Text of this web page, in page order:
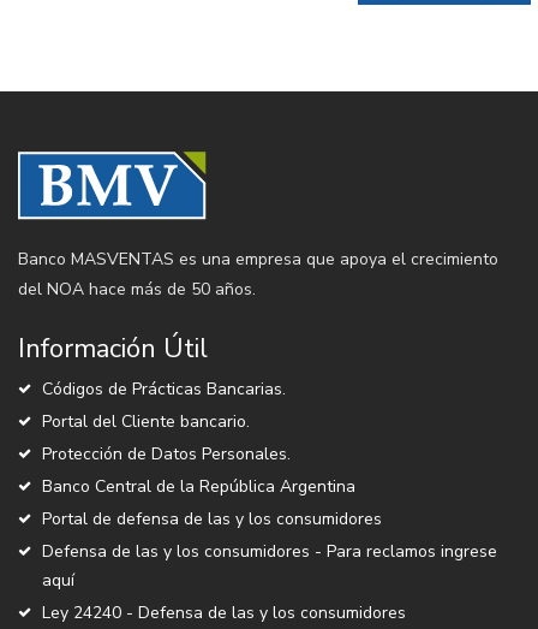
Banco MASVENTAS es una empresa que apoya el crecimiento
del NOA hace más de 50 años.
Información Útil
Códigos de Prácticas Bancarias.
Portal del Cliente bancario.
Protección de Datos Personales.
Banco Central de la República Argentina
Portal de defensa de las y los consumidores
Defensa de las y los consumidores - Para reclamos ingrese
aquí
Ley 24240 - Defensa de las y los consumidores